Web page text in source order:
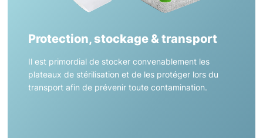
Protection, stockage & transport
Il est primordial de stocker convenablement les
plateaux de stérilisation et de les protéger lors du
transport afin de prévenir toute contamination.